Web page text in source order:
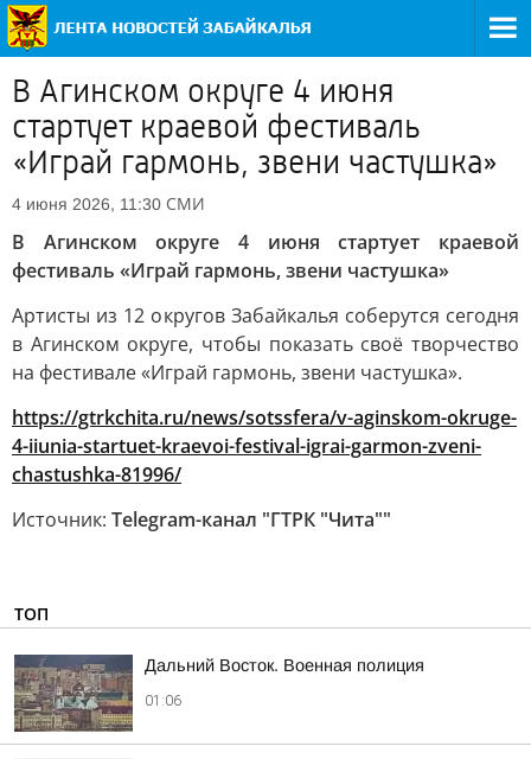
В Агинском округе 4 июня
стартует краевой фестиваль
«Играй гармонь, звени частушка»
4 июня 2026, 11:30 СМИ
В Агинском округе 4 июня стартует краевой
фестиваль «Играй гармонь, звени частушка»
Артисты из 12 округов Забайкалья соберутся сегодня
в Агинском округе, чтобы показать своё творчество
на фестивале «Играй гармонь, звени частушка».
https://gtrkchita.ru/news/sotssfera/v-aginskom-okruge-
4-iiunia-startuet-kraevoi-festival-igrai-garmon-zveni-
chastushka-81996/
Источник: Telegram-канал "ГТРК "Чита""
ТОП
Дальний Восток. Военная полиция
01:06